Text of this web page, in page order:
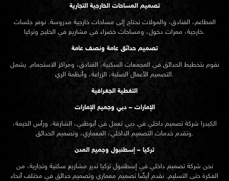
تصميم المساحات الخارجية التجارية
المطاعم، الفنادق، والمولات تحتاج إلى مساحات خارجية مدروسة. نوفر جلسات
خارجية، ممرات دخول، ومساحات خضراء في مشاريع في الخليج وتركيا.
تصميم حدائق عامة ونصف عامة
نقوم بتخطيط الحدائق في المجمعات السكنية، الفنادق، ومراكز الاستجمام. يشمل
التصميم الأعمال الصلبة، الزراعة، وأنظمة الري.
التغطية الجغرافية
الإمارات – دبي وجميع الإمارات
الكيدرا شركة تصميم داخلي في دبي تعمل في أبوظبي، الشارقة، ورأس الخيمة،
وتقدم خدمات التصميم الداخلي، المعماري، وتصميم الحدائق.
تركيا – إسطنبول وجميع المدن
نحن شركة تصميم داخلي في إسطنبول تركيا ندير مشاريع سكنية وتجارية، من
الفكرة حتى التسليم. نقدم أيضًا تصميم معماري وتصميم حدائق في مختلف أنحاء